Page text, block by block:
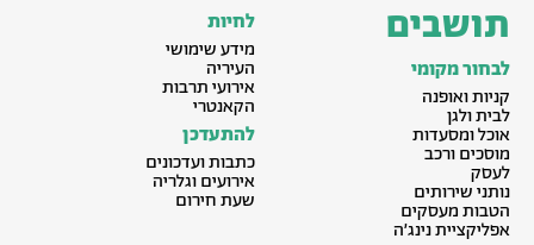
תושבים
לבחור מקומי
קניות ואופנה
לבית ולגן
אוכל ומסעדות
מוסכים ורכב
לעסק
נותני שירותים
הטבות מעסקים
אפליקציית נינג׳ה
לחיות
מידע שימושי
העיריה
אירועי תרבות
הקאנטרי
להתעדכן
כתבות ועדכונים
אירועים וגלריה
שעת חירום